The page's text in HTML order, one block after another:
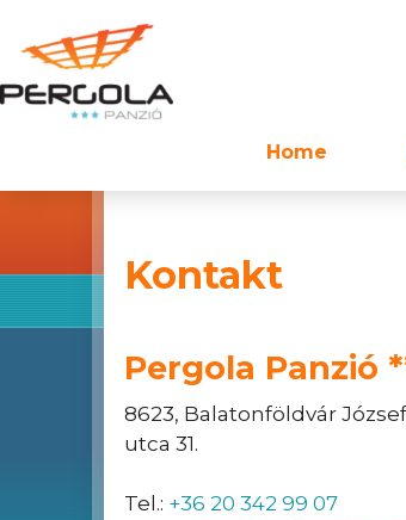
Home
Kontakt
Pergola Panzió
8623, Balatonföldvár
utca 31.
Tel.: +36 20 342 99 07